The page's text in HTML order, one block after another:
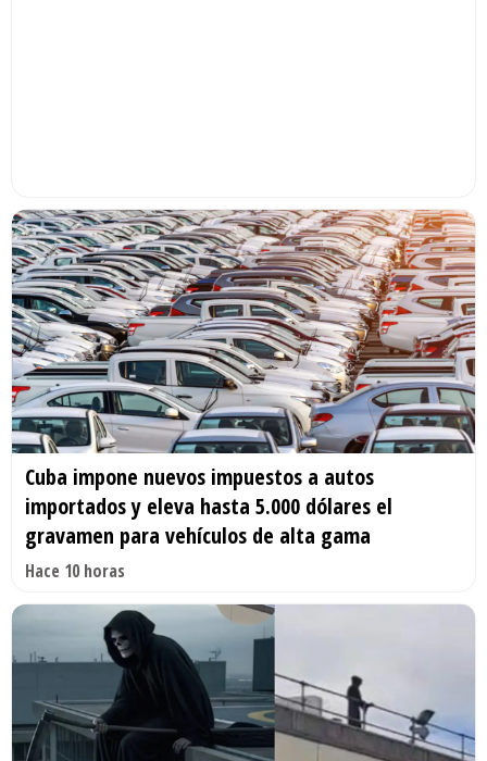
Cuba impone nuevos impuestos a autos
importados y eleva hasta 5.000 dólares el
gravamen para vehículos de alta gama
Hace 10 horas